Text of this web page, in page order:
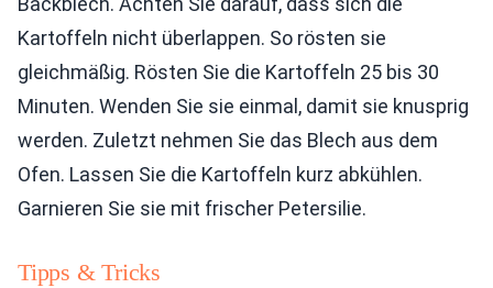
Kartoffeln nicht überlappen. So rösten sie
gleichmäßig. Rösten Sie die Kartoffeln 25 bis 30
Minuten. Wenden Sie sie einmal, damit sie knusprig
werden. Zuletzt nehmen Sie das Blech aus dem
Ofen. Lassen Sie die Kartoffeln kurz abkühlen.
Garnieren Sie sie mit frischer Petersilie.
Tipps & Tricks